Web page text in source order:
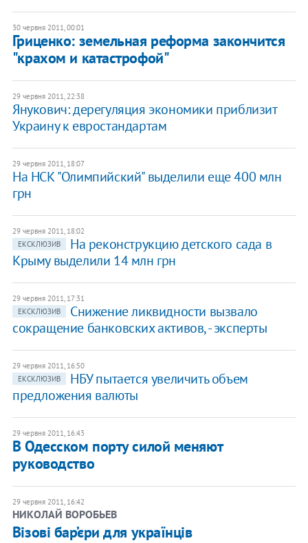
30 червня 2011, 00:01
Гриценко: земельная реформа закончится
"крахом и катастрофой"
29 червня 2011, 22:38
Янукович: дерегуляция экономики приблизит
Украину к евростандартам
29 червня 2011, 18:07
На НСК "Олимпийский" выделили еще 400 млн
грн
29 червня 2011, 18:02
ЕКСКЛЮЗИВ
На реконструкцию детского сада в
Крыму выделили 14 млн грн
29 червня 2011, 17:31
ЕКСКЛЮЗИВ
Снижение ликвидности вызвало
сокращение банковских активов, - эксперты
29 червня 2011, 16:50
ЕКСКЛЮЗИВ
НБУ пытается увеличить объем
предложения валюты
29 червня 2011, 16:43
В Одесском порту силой меняют
руководство
29 червня 2011, 16:42
НИКОЛАЙ ВОРОБЬЕВ
Візові бар’єри для українців